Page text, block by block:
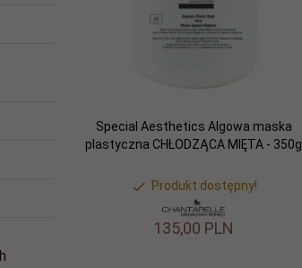
Special Aesthetics Algowa maska
plastyczna CHŁODZĄCA MIĘTA - 350g
Produkt dostępny!
135,00 PLN